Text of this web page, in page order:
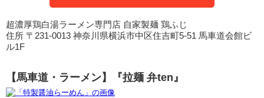
超濃厚鶏白湯ラーメン専門店 自家製麺 鶏ふじ
住所 〒231-0013 神奈川県横浜市中区住吉町5-51 馬車道会館ビ
ル1F
【馬車道・ラーメン】『拉麺 弁ten』